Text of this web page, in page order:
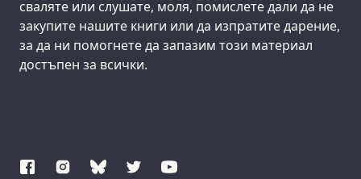
сваляте или слушате, моля, помислете дали да не
закупите нашите книги или да изпратите дарение,
за да ни помогнете да запазим този материал
достъпен за всички.